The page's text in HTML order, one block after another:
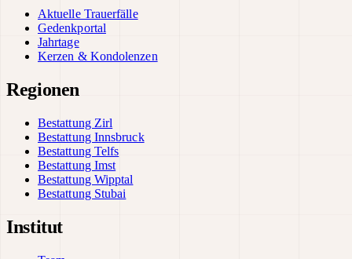
Aktuelle Trauerfälle
Gedenkportal
Jahrtage
Kerzen & Kondolenzen
Regionen
Bestattung Zirl
Bestattung Innsbruck
Bestattung Telfs
Bestattung Imst
Bestattung Wipptal
Bestattung Stubai
Institut